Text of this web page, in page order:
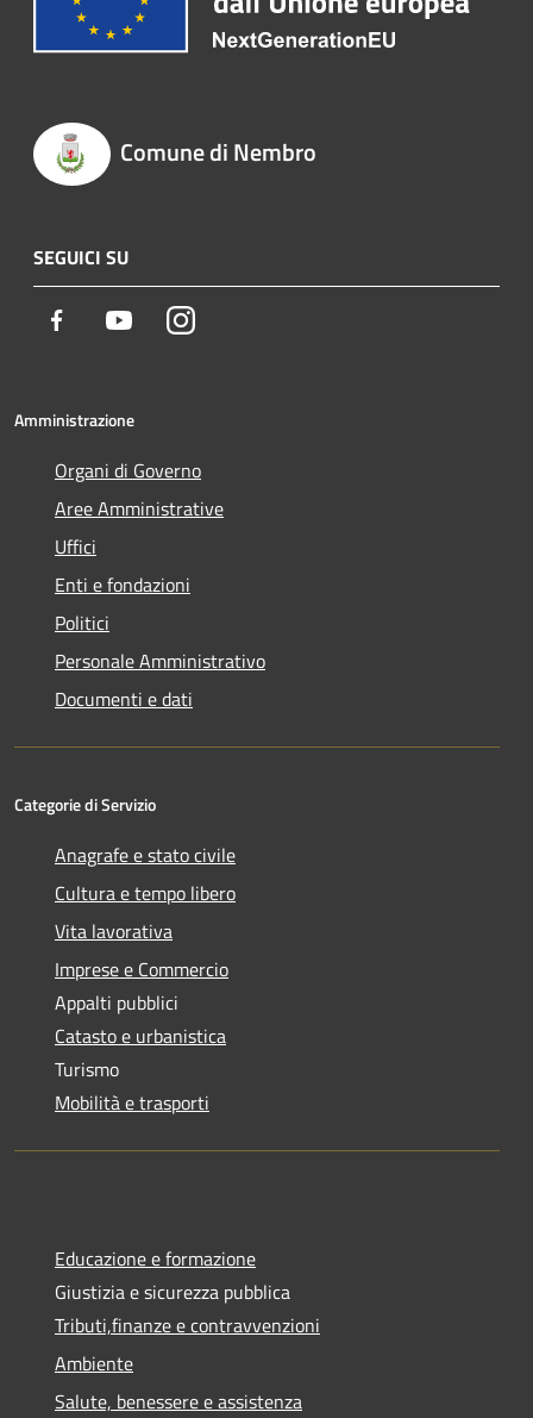
Comune di Nembro
SEGUICI SU
Facebook YoutubeInstagram
Amministrazione
Organi di Governo
Aree Amministrative
Uffici
Enti e fondazioni
Politici
Personale Amministrativo
Documenti e dati
Categorie di Servizio
Anagrafe e stato civile
Cultura e tempo libero
Vita lavorativa
Imprese e Commercio
Appalti pubblici
Catasto e urbanistica
Turismo
Mobilità e trasporti
Educazione e formazione
Giustizia e sicurezza pubblica
Tributi,finanze e contravvenzioni
Ambiente
Salute, benessere e assistenza